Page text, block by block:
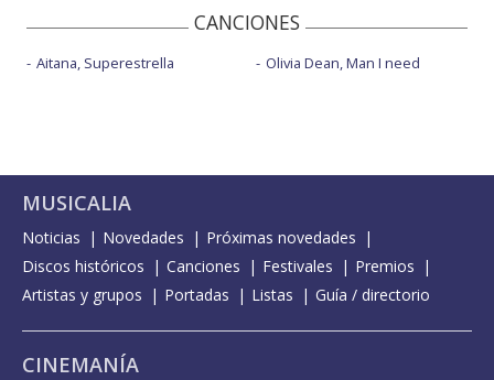
CANCIONES
Aitana, Superestrella Olivia Dean, Man I need
MUSICALIA
Noticias Novedades
Próximas novedades
Discos históricos
Canciones Festivales
Premios
Artistas y grupos
Portadas Listas Guía / directorio
CINEMANÍA